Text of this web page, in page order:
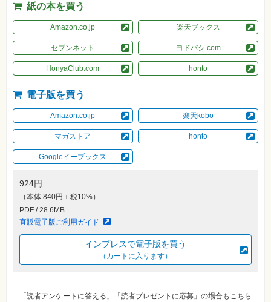
材
集
自
作・
パ
ソ
ン・
ビ
ー
Impress
ロ
グ
ー
ト
シ
ズ
紙の本を買う
Amazon.co.jp 楽天ブックス
セブンネット ヨドバシ.com
HonyaClub.com honto
電子版を買う
Amazon.co.jp 楽天kobo
マガストア honto
Googleイーブックス
924円
（本体 840円＋税10%）
PDF / 28.6MB
直販電子版ご利用ガイド
インプレスで電子版を買う
（カートに入ります）
「読者アンケートに答える」「読者プレゼントに応募」の場合もこちら